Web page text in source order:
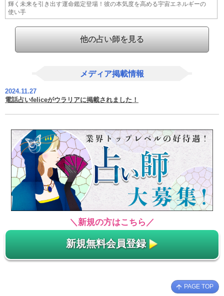
輝く未来を引き出す運命鑑定登場！彼の本気度を高める宇宙エネルギーの
使い手
他の占い師を見る
メディア掲載情報
2024.11.27
電話占いfeliceがウラリアに掲載されました！
＼新規の方はこちら／
新規無料会員登録
PAGE TOP